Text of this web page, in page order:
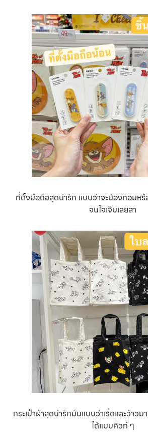
ที่ตั้งมือถือสุดน่ารัก แบบว่าจะน้องทอมหรื
จนใจเจ็บเลยสา
กระเป๋าผ้าสุดน่ารักมันแบบว่าเริ่ดและว้าวมา
ได้แบบคิวท์ ๆ